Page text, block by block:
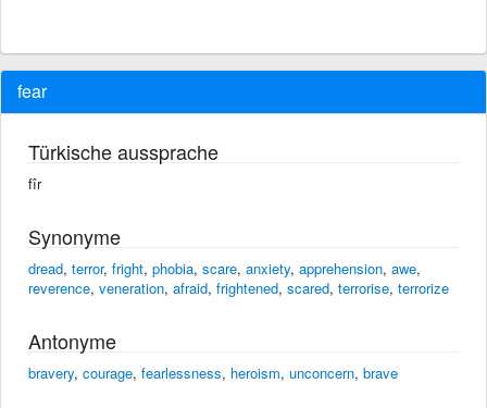
fear
Türkische aussprache
fîr
Synonyme
dread, terror, fright, phobia, scare, anxiety, apprehension, awe,
reverence, veneration, afraid, frightened, scared, terrorise, terrorize
Antonyme
bravery, courage, fearlessness, heroism, unconcern, brave